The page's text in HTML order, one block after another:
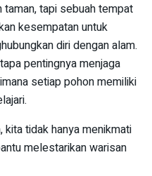
taman, tapi sebuah tempat
kesempatan untuk
diri dengan alam.
pentingnya menjaga
setiap pohon memiliki
kita tidak hanya menikmati
melestarikan warisan